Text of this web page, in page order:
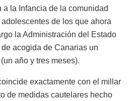
la Infancia de la comunidad
de los que ahora
la Administración del Estado
de acogida de Canarias un
año y tres meses).
exactamente con el millar
de medidas cautelares hecho